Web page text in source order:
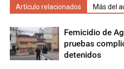
Artículo relacionados Más del
Femicidio de
pruebas
detenidos